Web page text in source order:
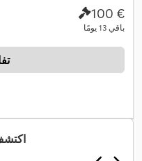
‏100 €
باقي 13 يومًا